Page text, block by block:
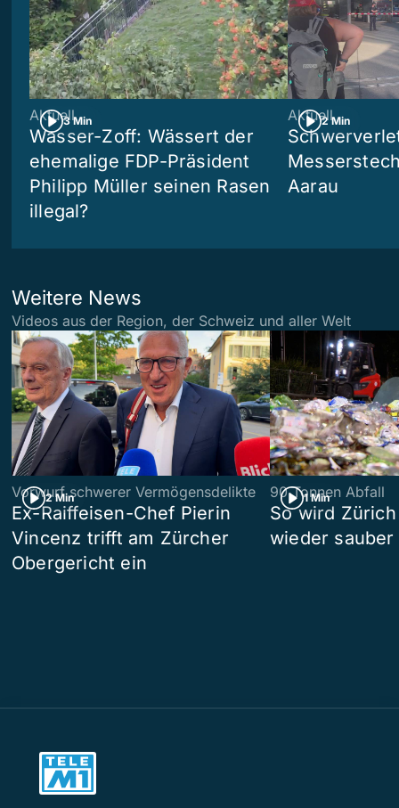
3 Min
Aktuell
Wasser-Zoff: Wässert der
ehemalige FDP-Präsident
Philipp Müller seinen Rasen
illegal?
2 Min
Aktuell
Aarau
Weitere News
Videos aus der Region, der Schweiz und aller Welt
2 Min
Vorwurf schwerer Vermögensdelikte
Ex-Raiffeisen-Chef Pierin
Vincenz trifft am Zürcher
Obergericht ein
1 Min
90 Tonnen Abfall
So wird
wieder sauber